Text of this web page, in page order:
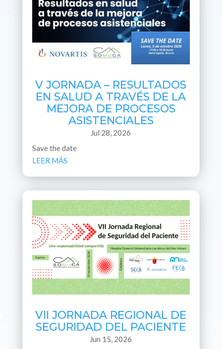
V JORNADA – RESULTADOS
EN SALUD A TRAVÉS DE LA
MEJORA DE PROCESOS
ASISTENCIALES
Jul 28, 2026
Save the date
LEER MÁS
VII JORNADA REGIONAL DE
SEGURIDAD DEL PACIENTE
Jun 15, 2026